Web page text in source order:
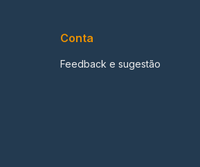
Conta
Feedback e sugestão